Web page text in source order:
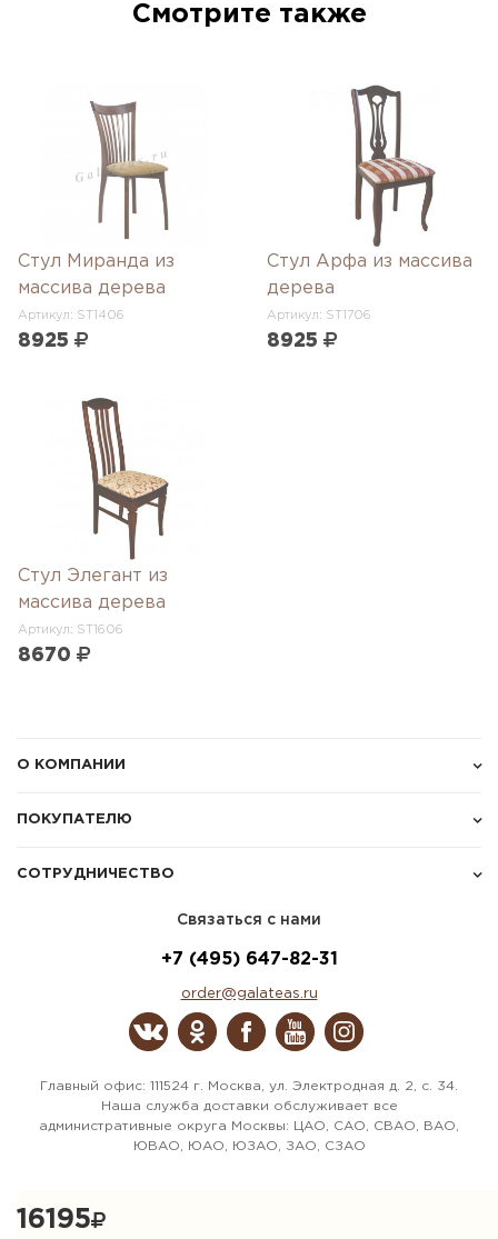
16195
Смотрите также
Стул Миранда из
массива дерева
Артикул: ST1406
8925
Стул Арфа из массива
дерева
Артикул: ST1706
8925
Стул Элегант из
массива дерева
Артикул: ST1606
8670
О КОМПАНИИ
ПОКУПАТЕЛЮ
СОТРУДНИЧЕСТВО
Связаться с нами
+7 (495) 647-82-31
order@galateas.ru
Главный офис: 111524 г. Москва, ул. Электродная д. 2, с. 34.
Наша служба доставки обслуживает все
административные округа Москвы: ЦАО, САО, СВАО, ВАО,
ЮВАО, ЮАО, ЮЗАО, ЗАО, СЗАО